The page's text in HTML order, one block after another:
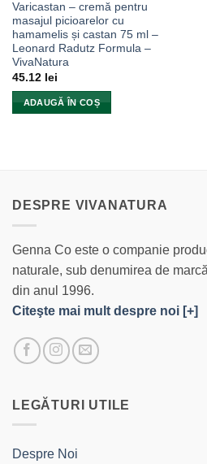
Varicastan – cremă pentru
masajul picioarelor cu
hamamelis și castan 75 ml –
Leonard Radutz Formula –
VivaNatura
45.12 lei
ADAUGĂ ÎN COȘ
DESPRE VIVANATURA
Genna Co este o companie
naturale, sub denumirea de
din anul 1996.
Citeşte mai mult despre noi [+]
LEGĂTURI UTILE
Despre Noi